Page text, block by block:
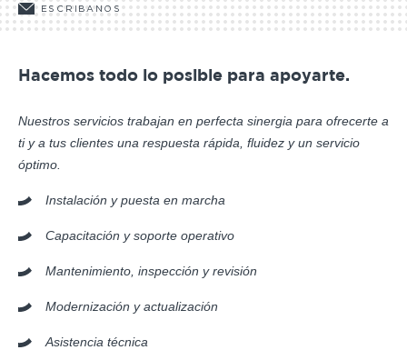
ESCRIBANOS
Hacemos todo lo posible para apoyarte.
Nuestros servicios trabajan en perfecta sinergia para ofrecerte a
ti y a tus clientes una respuesta rápida, fluidez y un servicio
óptimo.
Instalación y puesta en marcha
Capacitación y soporte operativo
Mantenimiento, inspección y revisión
Modernización y actualización
Asistencia técnica